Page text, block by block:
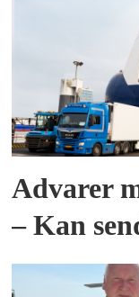
Advarer
– Kan